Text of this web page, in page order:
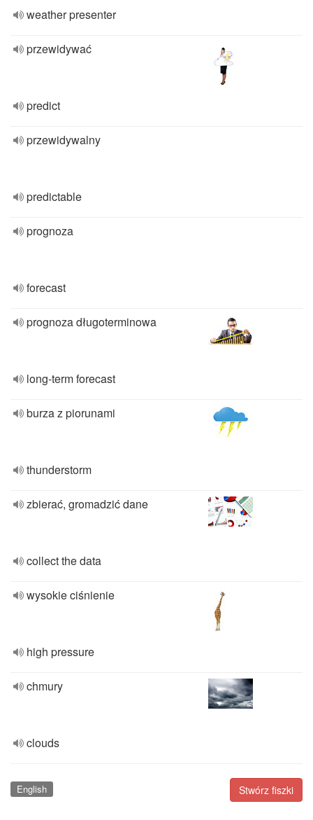
weather presenter
przewidywać
predict
przewidywalny
predictable
prognoza
forecast
prognoza długoterminowa
long-term forecast
burza z piorunami
thunderstorm
zbierać, gromadzić dane
collect the data
wysokie ciśnienie
high pressure
chmury
clouds
Stwórz fiszki
English